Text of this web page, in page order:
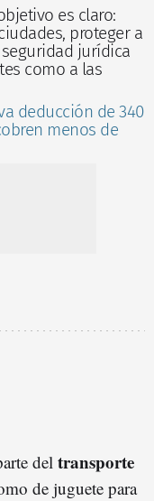
es claro:
proteger a
jurídica
como a las
deducción de 340
menos de
del transporte
de juguete para